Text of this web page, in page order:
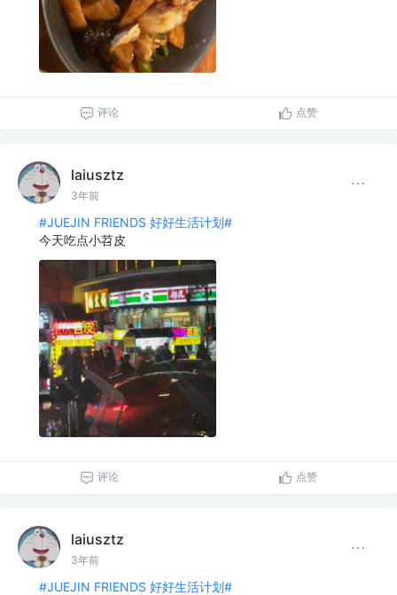
评论 点赞
laiusztz
3年前
#JUEJIN FRIENDS 好好生活计划#
今天吃点小苕皮
评论 点赞
laiusztz
3年前
#JUEJIN FRIENDS 好好生活计划#